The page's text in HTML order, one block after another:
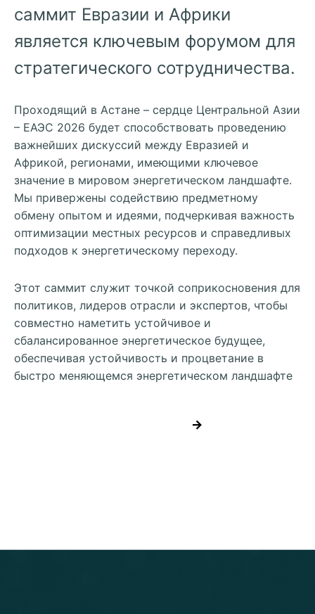
саммит Евразии и Африки
является ключевым форумом для
стратегического сотрудничества.
Проходящий в Астане – сердце Центральной Азии
– ЕАЭС 2026 будет способствовать проведению
важнейших дискуссий между Евразией и
Африкой, регионами, имеющими ключевое
значение в мировом энергетическом ландшафте.
Мы привержены содействию предметному
обмену опытом и идеями, подчеркивая важность
оптимизации местных ресурсов и справедливых
подходов к энергетическому переходу.
Этот саммит служит точкой соприкосновения для
политиков, лидеров отрасли и экспертов, чтобы
совместно наметить устойчивое и
сбалансированное энергетическое будущее,
обеспечивая устойчивость и процветание в
быстро меняющемся энергетическом ландшафте